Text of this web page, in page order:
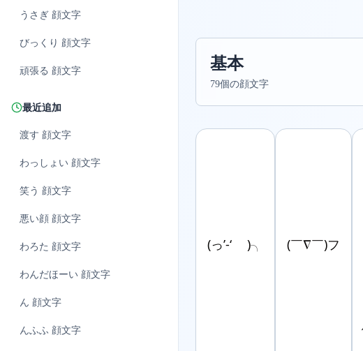
うさぎ 顔文字
びっくり 顔文字
頑張る 顔文字
最近追加
渡す 顔文字
わっしょい 顔文字
笑う 顔文字
悪い顔 顔文字
わろた 顔文字
わんだほーい 顔文字
ん 顔文字
んふふ 顔文字
基本
79個の顔文字
(っ’-‘ )╮ (￣∇￣)フ